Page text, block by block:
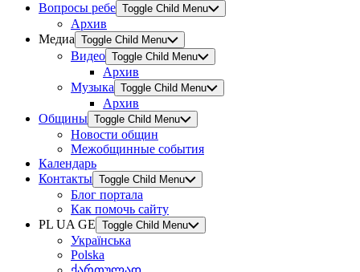
Вопросы ребе Toggle Child Menu
Архив
Медиа Toggle Child Menu
Видео Toggle Child Menu
Архив
Музыка Toggle Child Menu
Архив
Общины Toggle Child Menu
Новости общин
Межобщинные события
Календарь
Контакты Toggle Child Menu
Блог портала
Как помочь сайту
PL UA GE Toggle Child Menu
Українська
Polska